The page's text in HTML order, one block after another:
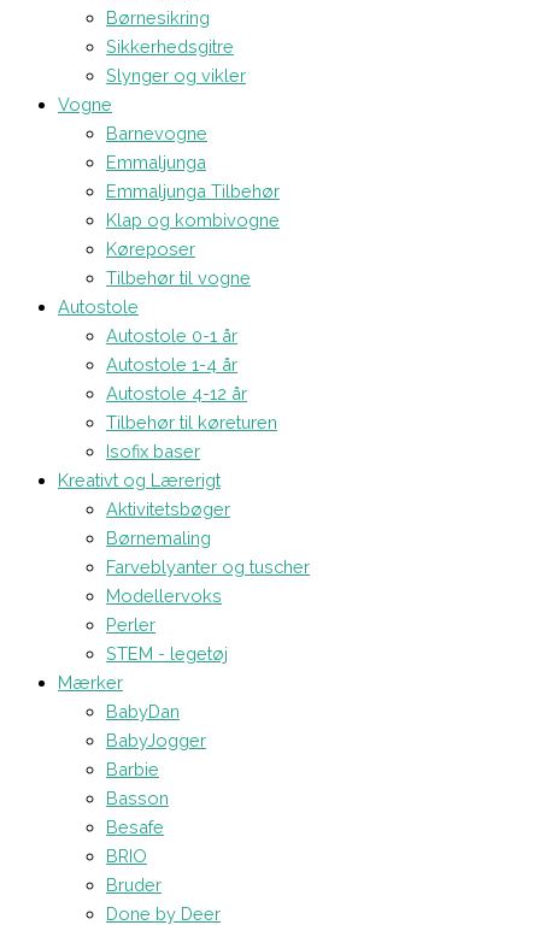
Børnesikring
Sikkerhedsgitre
Slynger og vikler
Vogne
Barnevogne
Emmaljunga
Emmaljunga Tilbehør
Klap og kombivogne
Køreposer
Tilbehør til vogne
Autostole
Autostole 0-1 år
Autostole 1-4 år
Autostole 4-12 år
Tilbehør til køreturen
Isofix baser
Kreativt og Lærerigt
Aktivitetsbøger
Børnemaling
Farveblyanter og tuscher
Modellervoks
Perler
STEM - legetøj
Mærker
BabyDan
BabyJogger
Barbie
Basson
Besafe
BRIO
Bruder
Done by Deer